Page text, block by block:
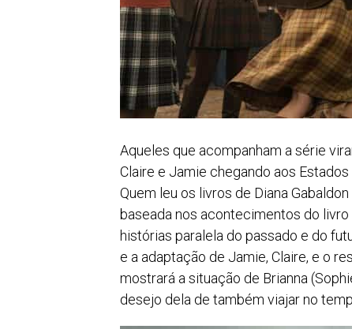
Aqueles que acompanham a série
Claire e Jamie chegando aos
Quem leu os livros de Diana
baseada nos acontecimentos do livro
histórias paralela do passado e do
e a adaptação de Jamie, Claire, e o
mostrará a situação de Brianna
desejo dela de também viajar no